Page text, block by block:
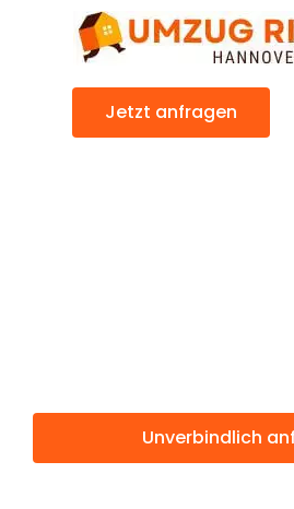
Jetzt anfragen
Unverbindlich